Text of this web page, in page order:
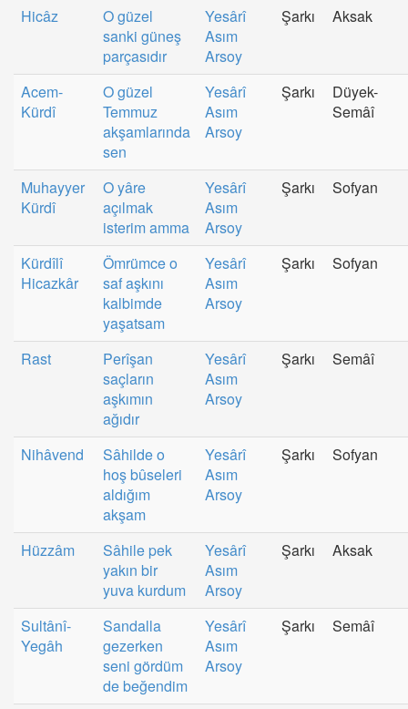
Hicâz
O güzel
sanki güneş
parçasıdır
Yesârî
Asım
Arsoy
Şarkı Aksak
Acem-
Kürdî
O güzel
Temmuz
akşamlarında
sen
Yesârî
Asım
Arsoy
Şarkı
Düyek-
Semâî
Muhayyer
Kürdî
O yâre
açılmak
isterim amma
Yesârî
Asım
Arsoy
Şarkı Sofyan
Kürdîlî
Hicazkâr
Ömrümce o
saf aşkını
kalbimde
yaşatsam
Yesârî
Asım
Arsoy
Şarkı Sofyan
Rast
Perîşan
saçların
aşkımın
ağıdır
Yesârî
Asım
Arsoy
Şarkı Semâî
Nihâvend
Sâhilde o
hoş bûseleri
aldığım
akşam
Yesârî
Asım
Arsoy
Şarkı Sofyan
Hüzzâm
Sâhile pek
yakın bir
yuva kurdum
Yesârî
Asım
Arsoy
Şarkı Aksak
Sultânî-
Yegâh
Sandalla
gezerken
seni gördüm
de beğendim
Yesârî
Asım
Arsoy
Şarkı Semâî